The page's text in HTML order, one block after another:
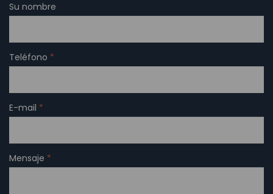
Su nombre
Teléfono *
E-mail *
Mensaje *